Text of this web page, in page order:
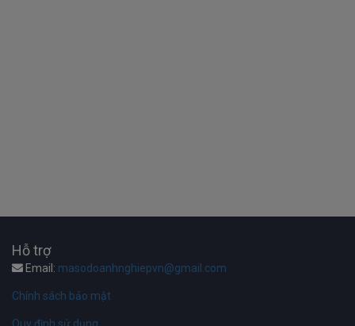
Hỗ trợ
Email: masodoanhnghiepvn@gmail.com
Chính sách bảo mật